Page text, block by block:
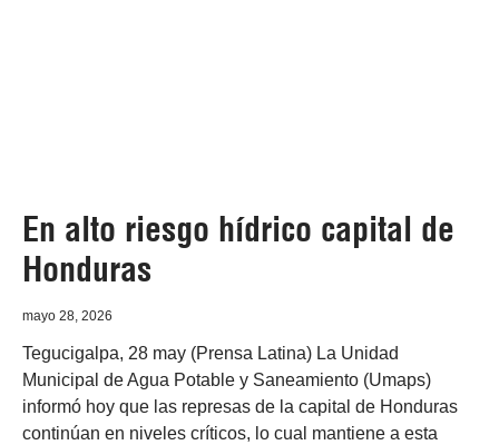
En alto riesgo hídrico capital de
Honduras
mayo 28, 2026
Tegucigalpa, 28 may (Prensa Latina) La Unidad
Municipal de Agua Potable y Saneamiento (Umaps)
informó hoy que las represas de la capital de Honduras
continúan en niveles críticos, lo cual mantiene a esta